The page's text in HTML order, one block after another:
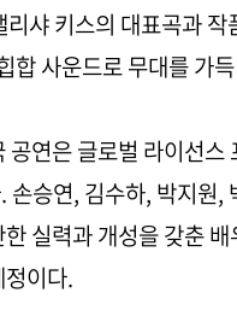
샤 키스의 대표곡과 작
합 사운드로 무대를 가
공연은 글로벌 라이선
손승연, 김수하, 박지원
실력과 개성을 갖춘
이다.